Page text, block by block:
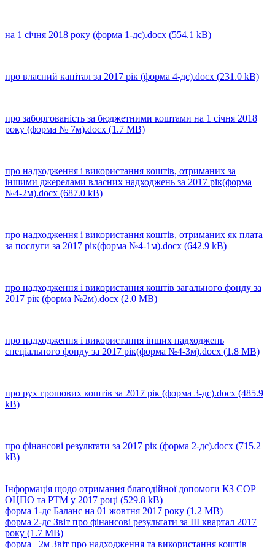
на 1 січня 2018 року (форма 1-дс).docx (554.1 kB)
про власний капітал за 2017 рік (форма 4-дс).docx (231.0 kB)
про заборгованість за бюджетними коштами на 1 січня 2018
року (форма № 7м).docx (1.7 MB)
про надходження і використання коштів, отриманих за
іншими джерелами власних надходжень за 2017 рік(форма
№4-2м).docx (687.0 kB)
про надходження і використання коштів, отриманих як плата
за послуги за 2017 рік(форма №4-1м).docx (642.9 kB)
про надходження і використання коштів загального фонду за
2017 рік (форма №2м).docx (2.0 MB)
про надходження і використання інших надходжень
спеціального фонду за 2017 рік(форма №4-3м).docx (1.8 MB)
про рух грошових коштів за 2017 рік (форма 3-дс).docx (485.9
kB)
про фінансові результати за 2017 рік (форма 2-дс).docx (715.2
kB)
Iнформацiя щодо отримання благодiйної допомоги КЗ СОР
ОЦПО та РТМ у 2017 роцi (529.8 kB)
форма 1-дс Баланс на 01 жовтня 2017 року (1.2 MB)
форма 2-дс Звiт про фiнансовi результати за III квартал 2017
року (1.7 MB)
форма _2м Звiт про надходження та використання коштiв